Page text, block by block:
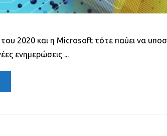
2020 και η Microsoft τότε παύει να
ενημερώσεις ...